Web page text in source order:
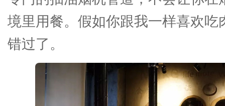
境里用餐。假如你跟我一样喜欢吃
错过了。